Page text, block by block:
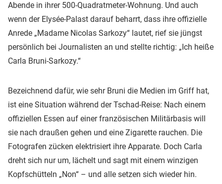
Abende in ihrer 500-Quadratmeter-Wohnung. Und auch
wenn der Elysée-Palast darauf beharrt, dass ihre offizielle
Anrede „Madame Nicolas Sarkozy“ lautet, rief sie jüngst
persönlich bei Journalisten an und stellte richtig: „Ich heiße
Carla Bruni-Sarkozy.“
Bezeichnend dafür, wie sehr Bruni die Medien im Griff hat,
ist eine Situation während der Tschad-Reise: Nach einem
offiziellen Essen auf einer französischen Militärbasis will
sie nach draußen gehen und eine Zigarette rauchen. Die
Fotografen zücken elektrisiert ihre Apparate. Doch Carla
dreht sich nur um, lächelt und sagt mit einem winzigen
Kopfschütteln „Non“ – und alle setzen sich wieder hin.